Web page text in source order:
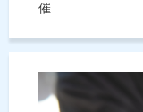
催...